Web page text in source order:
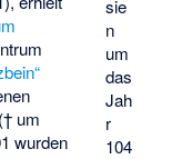
sie
n
um
das
Jah
r
104
(† um
wurden